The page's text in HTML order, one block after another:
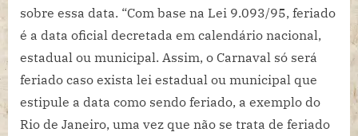
sobre essa data. “Com base na Lei 9.093/95, feriado
é a data oficial decretada em calendário nacional,
estadual ou municipal. Assim, o Carnaval só será
feriado caso exista lei estadual ou municipal que
estipule a data como sendo feriado, a exemplo do
Rio de Janeiro, uma vez que não se trata de feriado